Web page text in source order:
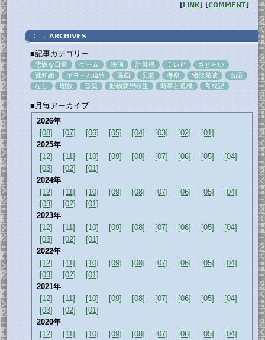
[LINK] [COMMENT]
：．ARCHIVES
■記事カテゴリー
悲惨な日常 ゲーム 映画 計算機 テレビ
さすらい
謎知識
ギヨーム連絡 漫画 妄想 考察 物欲発破
言語
なし
理数 音楽 動物夢想転生 時事と危機 育成記
■月毎アーカイブ
2026年
[08]
[07] [06] [05] [04] [03] [02]
[01]
2025年
[12]
[11] [10] [09] [08] [07] [06] [05]
[04]
[03]
[02]
[01]
2024年
[12]
[11] [10] [09] [08] [07] [06] [05]
[04]
[03]
[02]
[01]
2023年
[12]
[11] [10] [09] [08] [07] [06] [05]
[04]
[03]
[02]
[01]
2022年
[12]
[11] [10] [09] [08] [07] [06] [05]
[04]
[03]
[02]
[01]
2021年
[12]
[11] [10] [09] [08] [07] [06] [05]
[04]
[03]
[02]
[01]
2020年
[12]
[11] [10] [09] [08] [07] [06] [05]
[04]